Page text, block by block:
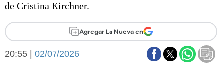
Arte y cultura
Cines
Economía y campo
Economía y finanzas
Con el campo
Espacio empresas
de Cristina Kirchner.
Agregar La Nueva en
20:55 | 02/07/2026